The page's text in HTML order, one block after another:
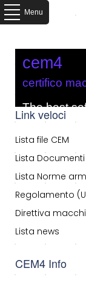
Menu
cem4
certifico
The best
Link veloci
Lista file CEM
Lista Documenti
Lista Norme
Regolamento
Direttiva
Lista news
CEM4 Info